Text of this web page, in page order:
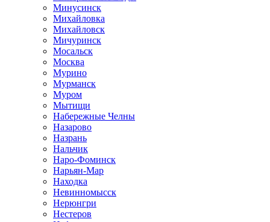
Минусинск
Михайловка
Михайловск
Мичуринск
Мосальск
Москва
Мурино
Мурманск
Муром
Мытищи
Набережные Челны
Назарово
Назрань
Нальчик
Наро-Фоминск
Нарьян-Мар
Находка
Невинномысск
Нерюнгри
Нестеров